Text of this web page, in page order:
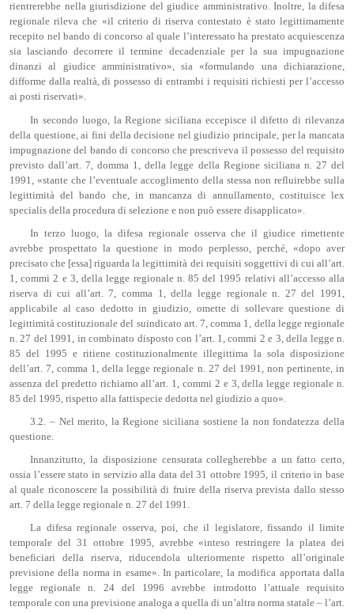
rientrerebbe nella giurisdizione del giudice amministrativo. Inoltre, la difesa
regionale rileva che «il criterio di riserva contestato è stato legittimamente
recepito nel bando di concorso al quale l’interessato ha prestato acquiescenza
sia lasciando decorrere il termine decadenziale per la sua impugnazione
dinanzi al giudice amministrativo», sia «formulando una dichiarazione,
difforme dalla realtà, di possesso di entrambi i requisiti richiesti per l’accesso
ai posti riservati».
In secondo luogo, la Regione siciliana eccepisce il difetto di rilevanza
della questione, ai fini della decisione nel giudizio principale, per la mancata
impugnazione del bando di concorso che prescriveva il possesso del requisito
previsto dall’art. 7, domma 1, della legge della Regione siciliana n. 27 del
1991, «stante che l’eventuale accoglimento della stessa non refluirebbe sulla
legittimità del bando che, in mancanza di annullamento, costituisce lex
specialis della procedura di selezione e non può essere disapplicato».
In terzo luogo, la difesa regionale osserva che il giudice rimettente
avrebbe prospettato la questione in modo perplesso, perché, «dopo aver
precisato che [essa] riguarda la legittimità dei requisiti soggettivi di cui all’art.
1, commi 2 e 3, della legge regionale n. 85 del 1995 relativi all’accesso alla
riserva di cui all’art. 7, comma 1, della legge regionale n. 27 del 1991,
applicabile al caso dedotto in giudizio, omette di sollevare questione di
legittimità costituzionale del suindicato art. 7, comma 1, della legge regionale
n. 27 del 1991, in combinato disposto con l’art. 1, commi 2 e 3, della legge n.
85 del 1995 e ritiene costituzionalmente illegittima la sola disposizione
dell’art. 7, comma 1, della legge regionale n. 27 del 1991, non pertinente, in
assenza del predetto richiamo all’art. 1, commi 2 e 3, della legge regionale n.
85 del 1995, rispetto alla fattispecie dedotta nel giudizio a quo».
3.2. – Nel merito, la Regione siciliana sostiene la non fondatezza della
questione.
Innanzitutto, la disposizione censurata collegherebbe a un fatto certo,
ossia l’essere stato in servizio alla data del 31 ottobre 1995, il criterio in base
al quale riconoscere la possibilità di fruire della riserva prevista dallo stesso
art. 7 della legge regionale n. 27 del 1991.
La difesa regionale osserva, poi, che il legislatore, fissando il limite
temporale del 31 ottobre 1995, avrebbe «inteso restringere la platea dei
beneficiari della riserva, riducendola ulteriormente rispetto all’originale
previsione della norma in esame». In particolare, la modifica apportata dalla
legge regionale n. 24 del 1996 avrebbe introdotto l’attuale requisito
temporale con una previsione analoga a quella di un’altra norma statale – l’art.